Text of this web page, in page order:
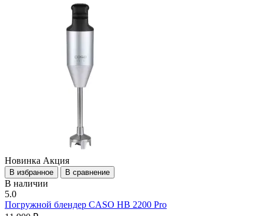
Новинка Акция
В избранное В сравнение
В наличии
5.0
Погружной блендер CASO HB 2200 Pro